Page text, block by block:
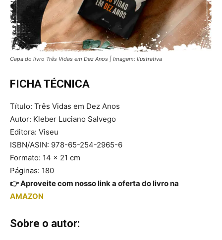
Capa do livro Três Vidas em Dez Anos | Imagem: Ilustrativa
FICHA TÉCNICA
Título: Três Vidas em Dez Anos
Autor: Kleber Luciano Salvego
Editora: Viseu
ISBN/ASIN: 978-65-254-2965-6
Formato: 14 x 21 cm
Páginas: 180
👉 Aproveite com nosso link a oferta do livro na
AMAZON
Sobre o autor: